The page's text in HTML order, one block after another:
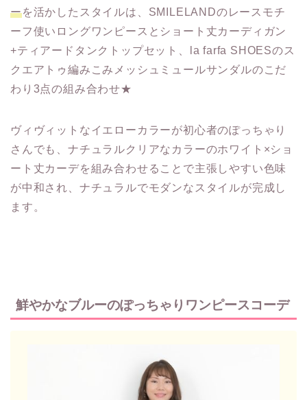
ーを活かしたスタイルは、SMILELANDのレースモチ
ーフ使いロングワンピースとショート丈カーディガン
+ティアードタンクトップセット、la farfa SHOESのス
クエアトゥ編みこみメッシュミュールサンダルのこだ
わり3点の組み合わせ★
ヴィヴィットなイエローカラーが初心者のぽっちゃり
さんでも、ナチュラルクリアなカラーのホワイト×ショ
ート丈カーデを組み合わせることで主張しやすい色味
が中和され、ナチュラルでモダンなスタイルが完成し
ます。
鮮やかなブルーのぽっちゃりワンピースコーデ